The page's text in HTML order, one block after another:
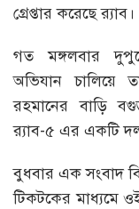
গ্রেপ্তার করেছে র‌্যাব।
গত মঙ্গলবার
অভিযান চালিয়ে
রহমানের বাড়ি
র‌্যাব-৫ এর একটি দল
বুধবার এক সংবাদ
টিকটকের মাধ্যমে